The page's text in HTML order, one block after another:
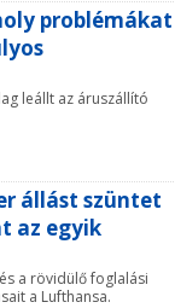
problémákat
leállt az áruszállító
állást szüntet
az egyik
a rövidülő foglalási
a Lufthansa.